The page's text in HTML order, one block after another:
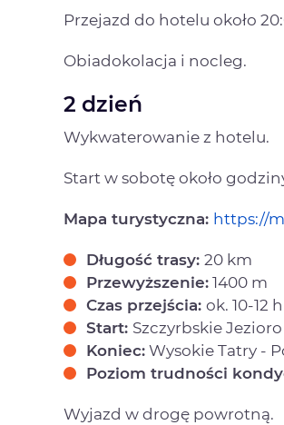
Przejazd do hotelu około
Obiadokolacja i nocleg.
2 dzień
Wykwaterowanie z hotelu.
Start w sobotę około
Mapa turystyczna: https://
Długość trasy: 20 km
Przewyższenie: 1400 m
Czas przejścia: ok. 10-12 h
Start: Szczyrbskie Jezioro
Koniec: Wysokie Tatry -
Poziom trudności
Wyjazd w drogę powrotną.